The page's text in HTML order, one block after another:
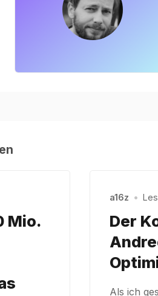
Mio.
a16z •
Der
Als ich